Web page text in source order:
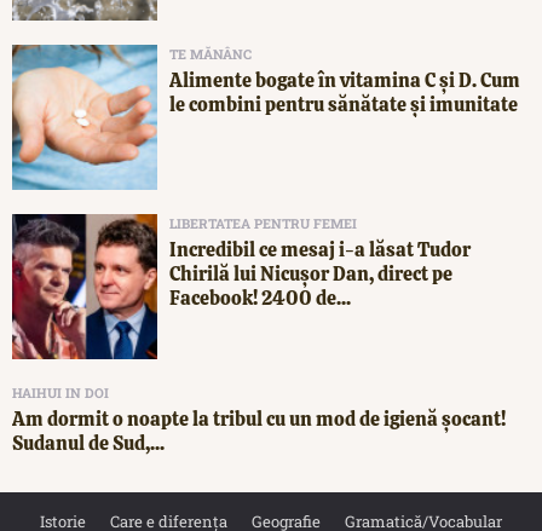
TE MĂNÂNC
Alimente bogate în vitamina C și D. Cum
le combini pentru sănătate și imunitate
LIBERTATEA PENTRU FEMEI
Incredibil ce mesaj i-a lăsat Tudor
Chirilă lui Nicușor Dan, direct pe
Facebook! 2400 de...
HAIHUI IN DOI
Am dormit o noapte la tribul cu un mod de igienă șocant!
Sudanul de Sud,...
Istorie Care e diferența Geografie Gramatică/Vocabular